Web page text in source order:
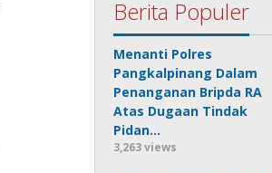
Berita Populer
Menanti Polres
Pangkalpinang Dalam
Penanganan Bripda RA
Atas Dugaan Tindak
Pidan…
3,263 views